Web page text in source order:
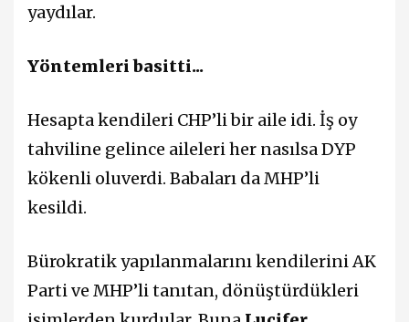
yaydılar.
Yöntemleri basitti...
Hesapta kendileri CHP’li bir aile idi. İş oy
tahviline gelince aileleri her nasılsa DYP
kökenli oluverdi. Babaları da MHP’li
kesildi.
Bürokratik yapılanmalarını kendilerini AK
Parti ve MHP’li tanıtan, dönüştürdükleri